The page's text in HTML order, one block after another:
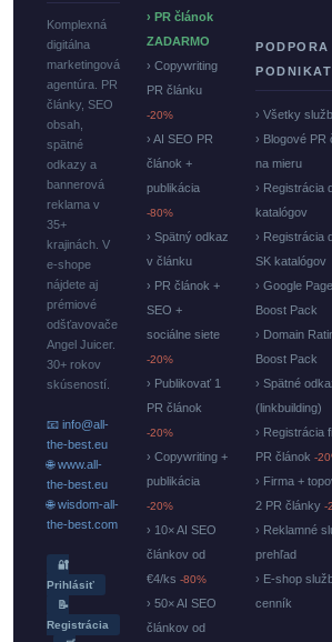
Komplexná
digitálna
marketingová
agentúra. PR
články, SEO
obsah,
spätné
odkazy a
bannerová
reklama v
35+
krajinách. V
e-shope
nájdete aj
prémiové
odšťavovače
Angel Juicer.
30+ rokov
skúseností.
📧 info@all-
the-best.eu
🌐 www.all-
the-best.eu
🌐 wisdom-all-
the-best.com
🔐
Prihlásiť
📝
Registrácia
› PR článok
ZADARMO
› Copywriting
PR článku
-20%
› AI SEO PR
článok +
publikácia
-80%
› Spätný odkaz
v článku
› PR článok +
SEO +
sociálne siete
-20%
› Publikovať 1
PR článok
-20%
› Copywriting +
publikácia
-20%
› 10× AI SEO
článkov od
€4/ks -80%
› 50× AI SEO
článkov od
PODPORA
› Všetky
› Blogové PR
na mieru
› Registrácia
katalógov
› Registrácia
SK katalógov
› Google
Boost Pack
› Domain
Boost Pack
› Spätné
(linkbuilding)
› Registrácia
PR článok -
› Firma +
2 PR články -
› Reklamné
prehľad
› E-shop
cenník